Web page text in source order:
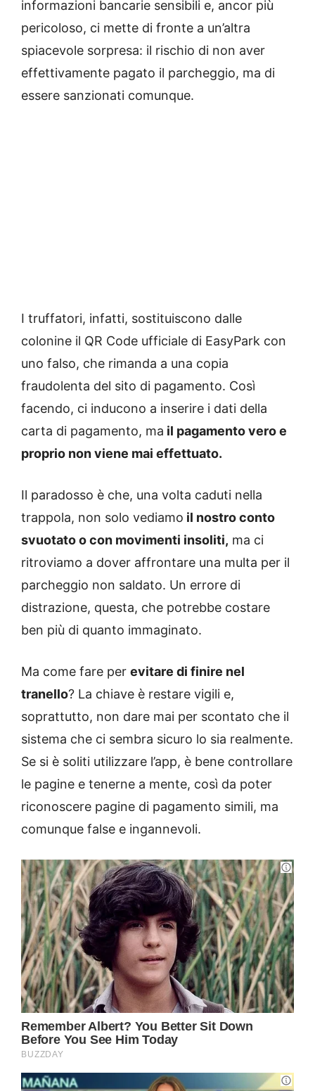
informazioni bancarie sensibili e, ancor più
pericoloso, ci mette di fronte a un’altra
spiacevole sorpresa: il rischio di non aver
effettivamente pagato il parcheggio, ma di
essere sanzionati comunque.
I truffatori, infatti, sostituiscono dalle
colonine il QR Code ufficiale di EasyPark con
uno falso, che rimanda a una copia
fraudolenta del sito di pagamento. Così
facendo, ci inducono a inserire i dati della
carta di pagamento, ma il pagamento vero e
proprio non viene mai effettuato.
Il paradosso è che, una volta caduti nella
trappola, non solo vediamo il nostro conto
svuotato o con movimenti insoliti, ma ci
ritroviamo a dover affrontare una multa per il
parcheggio non saldato. Un errore di
distrazione, questa, che potrebbe costare
ben più di quanto immaginato.
Ma come fare per evitare di finire nel
tranello? La chiave è restare vigili e,
soprattutto, non dare mai per scontato che il
sistema che ci sembra sicuro lo sia realmente.
Se si è soliti utilizzare l’app, è bene controllare
le pagine e tenerne a mente, così da poter
riconoscere pagine di pagamento simili, ma
comunque false e ingannevoli.